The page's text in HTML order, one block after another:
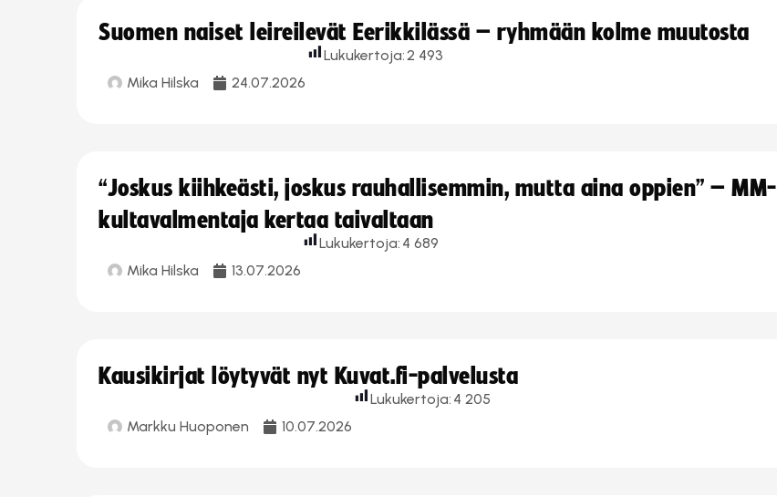
Suomen naiset leireilevät Eerikkilässä – ryhmään kolme muutosta
Mika Hilska 24.07.2026
Lukukertoja:2 493
“Joskus kiihkeästi, joskus rauhallisemmin, mutta aina oppien” – MM-
kultavalmentaja kertaa taivaltaan
Mika Hilska 13.07.2026
Lukukertoja: 4 689
Kausikirjat löytyvät nyt Kuvat.fi-palvelusta
Markku Huoponen 10.07.2026
Lukukertoja: 4 205